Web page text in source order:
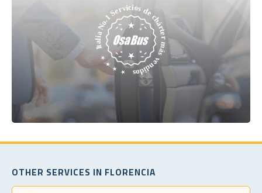
OTHER SERVICES IN FLORENCIA